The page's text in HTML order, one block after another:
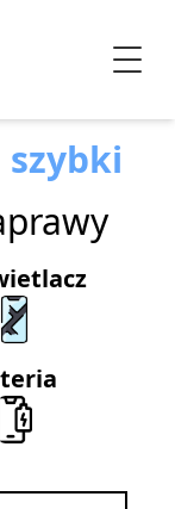
szybki